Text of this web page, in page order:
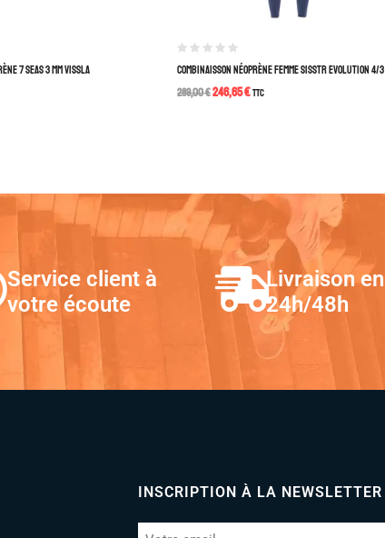
7 SEAS 3 MM VISSLA
COMBINAISSON NÉOPRÈNE FEMME SISSTR EVOLUTION 4/3
289,00€246,65€TTC
Service client à
votre écoute
Livraison en
24h/48h
INSCRIPTION À LA NEWSLETTER